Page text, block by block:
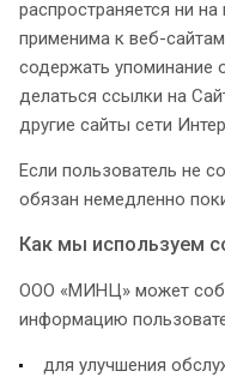
распространяется ни
применима к веб-
содержать упоминание
делаться ссылки на
другие сайты сети
Если пользователь не
обязан немедленно
Как мы используем
ООО «МИНЦ» может
информацию
для улучшения